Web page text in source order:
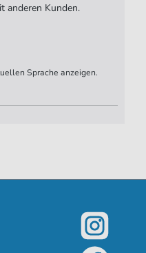
anderen Kunden.
Sprache anzeigen.